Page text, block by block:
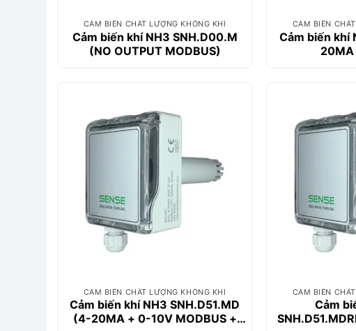
CẢM BIẾN CHẤT LƯỢNG KHÔNG KHÍ
Cảm biến khí NH3 SNH.D00.M
(NO OUTPUT MODBUS)
CẢM BIẾN
Cảm biến khí
CẢM BIẾN CHẤT LƯỢNG KHÔNG KHÍ
Cảm biến khí NH3 SNH.D51.MD
(4-20MA + 0-10V MODBUS +
CẢM BIẾN
Cảm